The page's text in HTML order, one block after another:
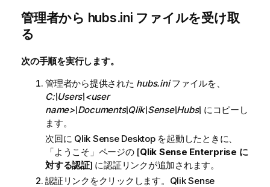
管理者から hubs.ini ファイルを受け取
る
次の手順を実行します。
管理者から提供された hubs.iniファイルを、
C:\Users\<user
name>\Documents\Qlik\Sense\Hubs\ にコピーし
ます。
次回に Qlik Sense Desktopを起動したときに、
「ようこそ」ページの [Qlik Sense Enterprise に
対する認証] に認証リンクが追加されます。
認証リンクをクリックします。 Qlik Sense